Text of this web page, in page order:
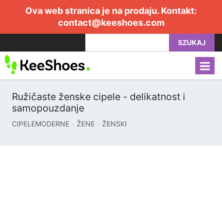
Ova web stranica je na prodaju. Kontakt:
contact@keeshoes.com
SZUKAJ
Ružičaste ženske cipele - delikatnost i
samopouzdanje
CIPELEMODERNE ŽENE ŽENSKI